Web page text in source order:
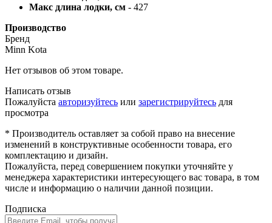
Макс длина лодки, см - 427
Производство
Бренд
Minn Kota
Нет отзывов об этом товаре.
Написать отзыв
Пожалуйста авторизуйтесь или зарегистрируйтесь для
просмотра
* Производитель оставляет за собой право на внесение
изменений в конструктивные особенности товара, его
комплектацию и дизайн.
Пожалуйста, перед совершением покупки уточняйте у
менеджера характеристики интересующего вас товара, в том
числе и информацию о наличии данной позиции.
Подписка